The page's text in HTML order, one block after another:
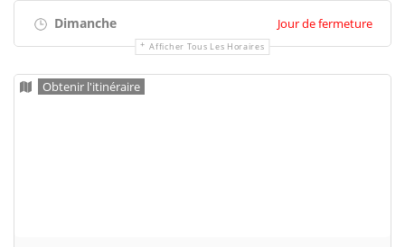
Dimanche Jour de fermeture
Afficher Tous Les Horaires
Obtenir l'itinéraire